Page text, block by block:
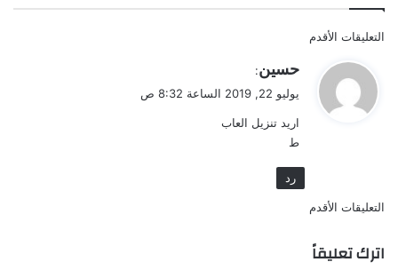
تصفّح
التعليقات
التعليقات الأقدم
ي
ل
حسين:
يوليو 22, 2019 الساعة 8:32 ص
اريد تنزيل العاب
ط
رد
تصفّح
التعليقات
التعليقات الأقدم
اترك تعليقاً